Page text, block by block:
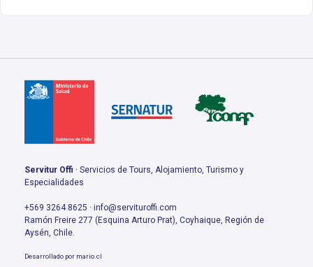
Servitur Offi · Servicios de Tours, Alojamiento, Turismo y
Especialidades
+569 3264 8625 · info@servituroffi.com
Ramón Freire 277 (Esquina Arturo Prat), Coyhaique, Región de
Aysén, Chile.
Desarrollado por mario.cl